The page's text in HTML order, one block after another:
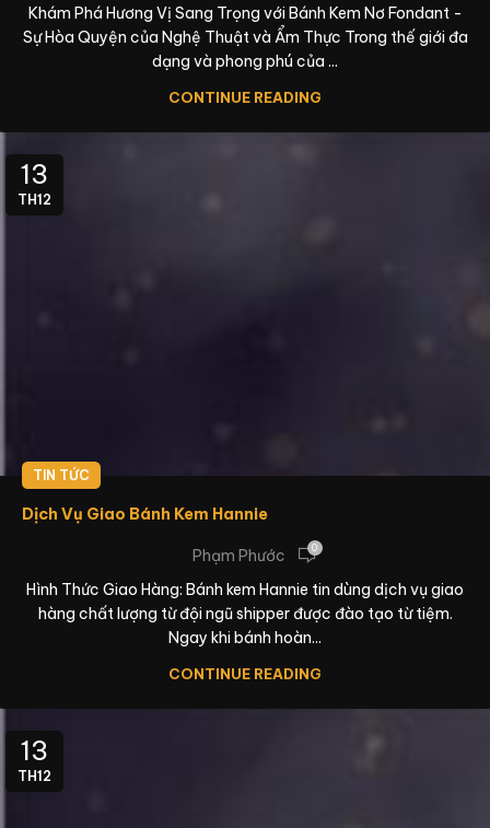
Khám Phá Hương Vị Sang Trọng với Bánh Kem Nơ Fondant -
Sự Hòa Quyện của Nghệ Thuật và Ẩm Thực Trong thế giới đa
dạng và phong phú của ...
CONTINUE READING
13
TH12
TIN TỨC
Dịch Vụ Giao Bánh Kem Hannie
Phạm Phước 0
Hình Thức Giao Hàng: Bánh kem Hannie tin dùng dịch vụ giao
hàng chất lượng từ đội ngũ shipper được đào tạo từ tiệm.
Ngay khi bánh hoàn...
CONTINUE READING
13
TH12